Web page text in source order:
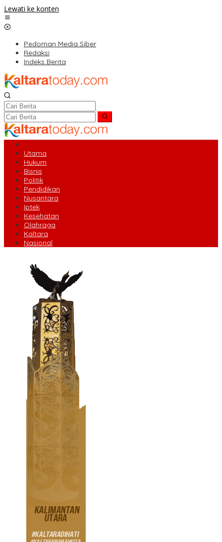
Lewati ke konten
Pedoman Media Siber
Redaksi
Indeks Berita
Utama
Hukum
Bisnis
Politik
Pendidikan
Nusantara
Iptek
Kesehatan
Olahraga
Kaltara
Nasional